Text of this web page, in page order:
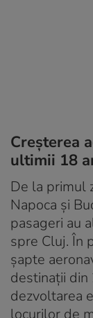
Creșterea
ultimii 18
De la primul
Napoca și
pasageri au
spre Cluj. În
șapte
destinații din
dezvoltarea
locurilor de